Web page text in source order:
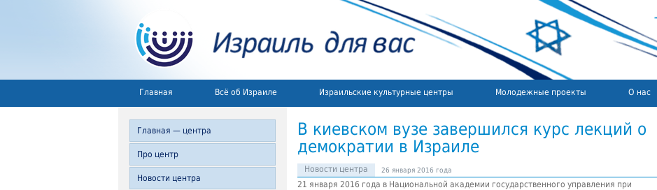
Главная Всё об Израиле Израильские культурные центры Молодежные проекты О нас
Главная — центра
Про центр
Новости центра
В киевском вузе завершился курс лекций о
демократии в Израиле
Новости центра 26 января 2016 года
21 января 2016 года в Национальной академии государственного управления при